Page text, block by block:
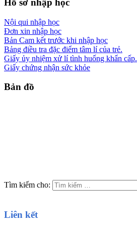
Hồ sơ nhập học
Nội qui nhập học
Đơn xin nhập học
Bản Cam kết trước khi nhập học
Bảng điều tra đặc điểm tâm lí của trẻ.
Giấy ủy nhiệm xử lí tình huống khẩn cấp.
Giấy chứng nhận sức khỏe
Bản đồ
Tìm kiếm cho:
Liên kết